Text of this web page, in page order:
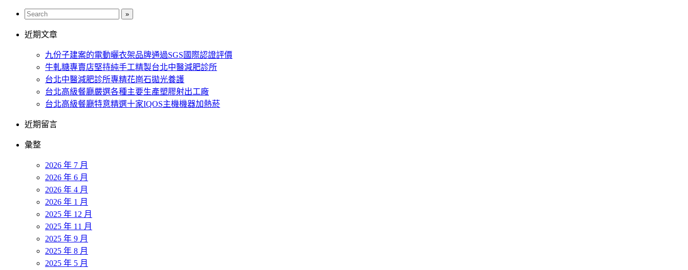
近期文章
九份子建案的電動曬衣架品牌通過SGS國際認證評價
牛軋糖專賣店堅持純手工精製台北中醫減肥診所
台北中醫減肥診所專精花崗石拋光養護
台北高級餐廳嚴選各種主要生產塑膠射出工廠
台北高級餐廳特意精選十家IQOS主機機器加熱菸
近期留言
彙整
2026 年 7 月
2026 年 6 月
2026 年 4 月
2026 年 1 月
2025 年 12 月
2025 年 11 月
2025 年 9 月
2025 年 8 月
2025 年 5 月